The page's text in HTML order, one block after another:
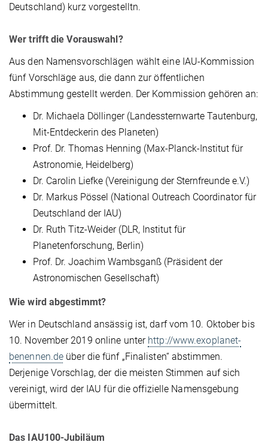
Deutschland) kurz vorgestelltn.
Wer trifft die Vorauswahl?
Aus den Namensvorschlägen wählt eine IAU-Kommission
fünf Vorschläge aus, die dann zur öffentlichen
Abstimmung gestellt werden. Der Kommission gehören an:
Dr. Michaela Döllinger (Landessternwarte Tautenburg,
Mit-Entdeckerin des Planeten)
Prof. Dr. Thomas Henning (Max-Planck-Institut für
Astronomie, Heidelberg)
Dr. Carolin Liefke (Vereinigung der Sternfreunde e.V.)
Dr. Markus Pössel (National Outreach Coordinator für
Deutschland der IAU)
Dr. Ruth Titz-Weider (DLR, Institut für
Planetenforschung, Berlin)
Prof. Dr. Joachim Wambsganß (Präsident der
Astronomischen Gesellschaft)
Wie wird abgestimmt?
Wer in Deutschland ansässig ist, darf vom 10. Oktober bis
10. November 2019 online unter http://www.exoplanet-
benennen.de über die fünf „Finalisten“ abstimmen.
Derjenige Vorschlag, der die meisten Stimmen auf sich
vereinigt, wird der IAU für die offizielle Namensgebung
übermittelt.
Das IAU100-Jubiläum